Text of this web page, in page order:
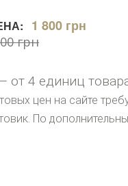
1 800 грн
грн
от 4 единиц
цен на сайте
По